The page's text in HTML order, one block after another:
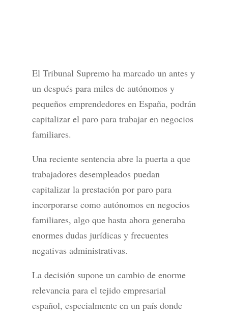
El Tribunal Supremo ha marcado un antes y
un después para miles de autónomos y
pequeños emprendedores en España, podrán
capitalizar el paro para trabajar en negocios
familiares.
Una reciente sentencia abre la puerta a que
trabajadores desempleados puedan
capitalizar la prestación por paro para
incorporarse como autónomos en negocios
familiares, algo que hasta ahora generaba
enormes dudas jurídicas y frecuentes
negativas administrativas.
La decisión supone un cambio de enorme
relevancia para el tejido empresarial
español, especialmente en un país donde